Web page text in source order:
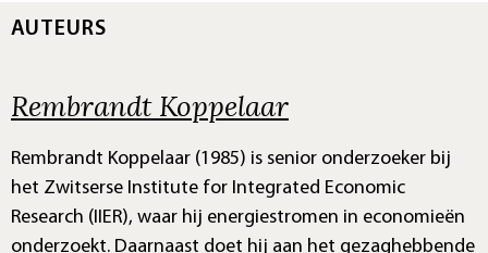
AUTEURS
Rembrandt Koppelaar
Rembrandt Koppelaar (1985) is senior onderzoeker bij
het Zwitserse Institute for Integrated Economic
Research (IIER), waar hij energiestromen in economieën
onderzoekt. Daarnaast doet hij aan het gezaghebbende